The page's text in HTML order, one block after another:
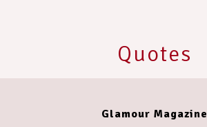
Quotes
Glamour Magazine